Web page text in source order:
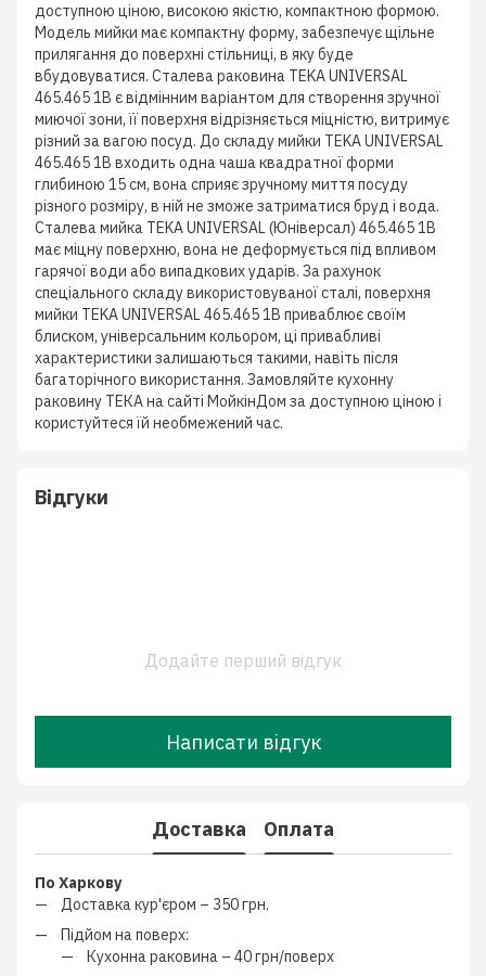
доступною ціною, високою якістю, компактною формою.
Модель мийки має компактну форму, забезпечує щільне
прилягання до поверхні стільниці, в яку буде
вбудовуватися. Сталева раковина TEKA UNIVERSAL
465.465 1B є відмінним варіантом для створення зручної
миючої зони, її поверхня відрізняється міцністю, витримує
різний за вагою посуд. До складу мийки TEKA UNIVERSAL
465.465 1B входить одна чаша квадратної форми
глибиною 15 см, вона сприяє зручному миття посуду
різного розміру, в ній не зможе затриматися бруд і вода.
Сталева мийка TEKA UNIVERSAL (Юніверсал) 465.465 1B
має міцну поверхню, вона не деформується під впливом
гарячої води або випадкових ударів. За рахунок
спеціального складу використовуваної сталі, поверхня
мийки TEKA UNIVERSAL 465.465 1B приваблює своїм
блиском, універсальним кольором, ці привабливі
характеристики залишаються такими, навіть після
багаторічного використання. Замовляйте кухонну
раковину ТЕКА на сайті МойкінДом за доступною ціною і
користуйтеся їй необмежений час.
Відгуки
Додайте перший відгук
Написати відгук
Доставка Оплата
По Харкову
Доставка кур'єром – 350 грн.
Підйом на поверх:
Кухонна раковина – 40 грн/поверх